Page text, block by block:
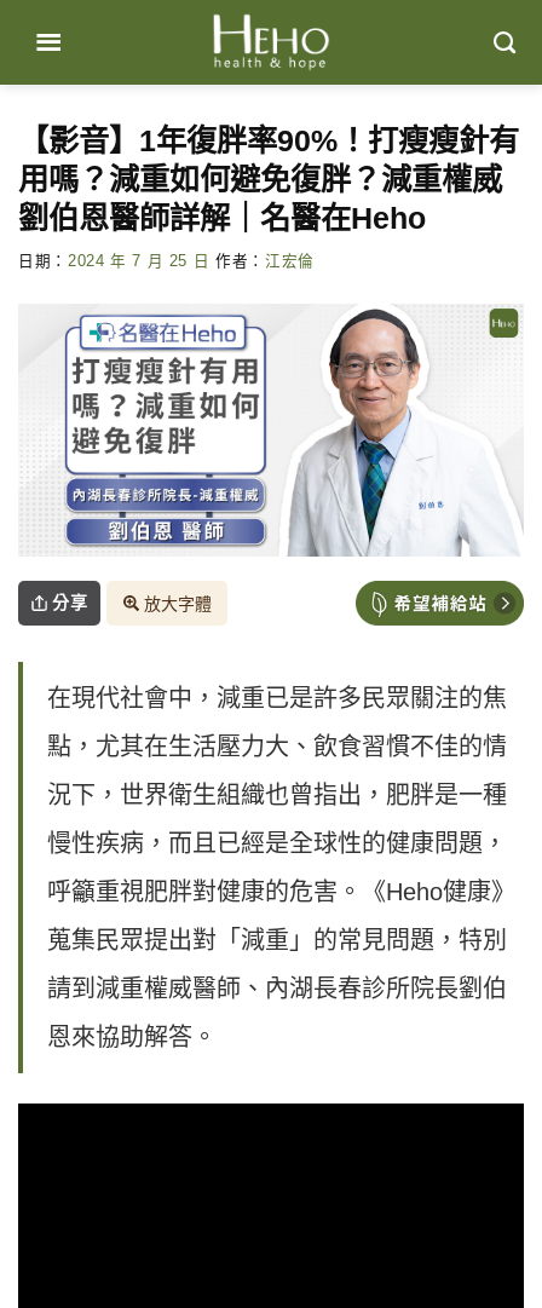
content
【影音】1年復胖率90%！打瘦瘦針有
用嗎？減重如何避免復胖？減重權威
劉伯恩醫師詳解｜名醫在Heho
日期： 2024 年 7 月 25 日 作者： 江宏倫
分享 放大字體
在現代社會中，減重已是許多民眾關注的焦
點，尤其在生活壓力大、飲食習慣不佳的情
況下，世界衛生組織也曾指出，肥胖是一種
慢性疾病，而且已經是全球性的健康問題，
呼籲重視肥胖對健康的危害。《Heho健康》
蒐集民眾提出對「減重」的常見問題，特別
請到減重權威醫師、內湖長春診所院長劉伯
恩來協助解答。